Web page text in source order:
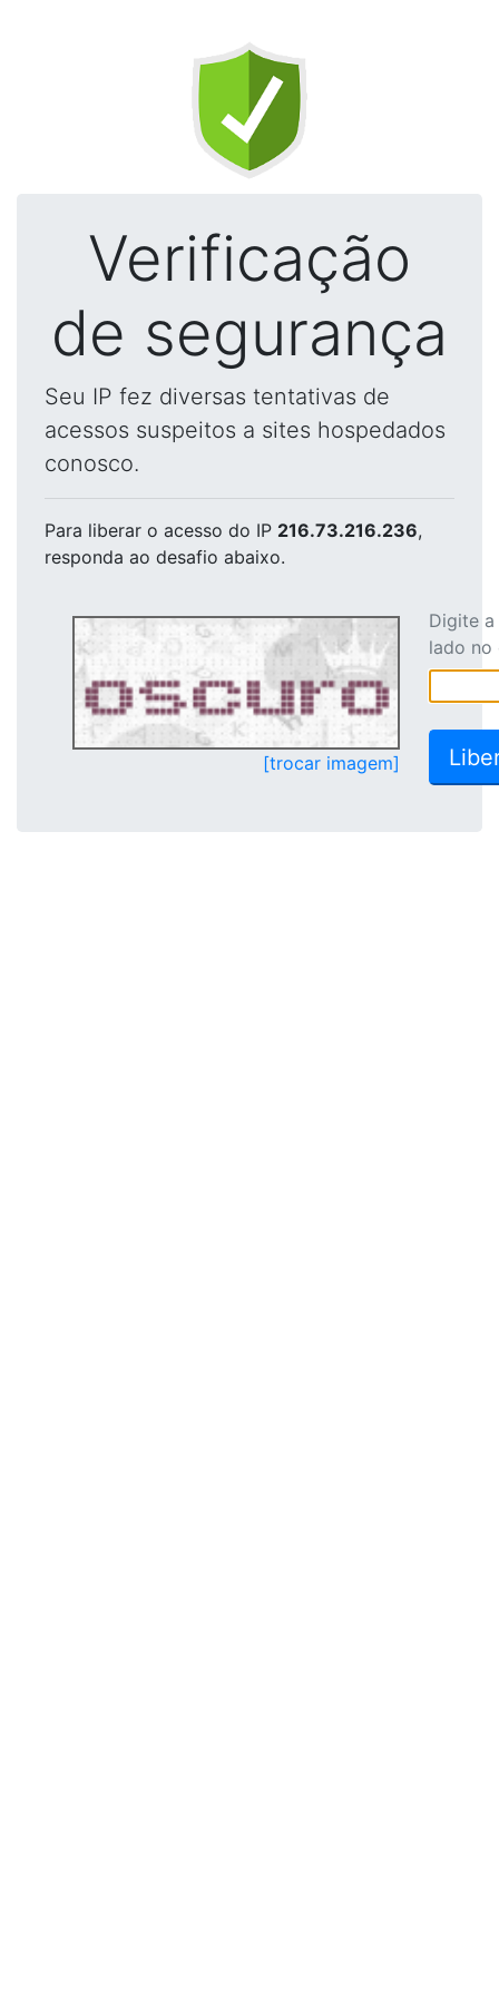
Verificação
de segurança
Seu IP fez diversas tentativas de
acessos suspeitos a sites hospedados
conosco.
Para liberar o acesso do IP 216.73.216.236,
responda ao desafio abaixo.
[trocar imagem]
Digite
lado no